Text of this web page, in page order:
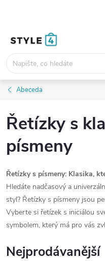
Abeceda
Řetízky s
písmeny
Řetízky s písmeny: Klasika,
Hledáte nadčasový a
styl? Řetízky s písmeny jsou
Vyberte si řetízek s iniciálou
symbolem, který má pro vás
Nejprodávanější